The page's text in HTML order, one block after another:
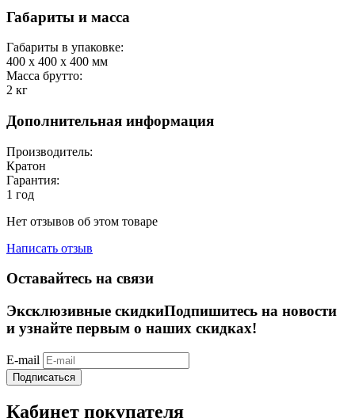
Габариты и масса
Габариты в упаковке:
400 x 400 x 400 мм
Масса брутто:
2 кг
Дополнительная информация
Производитель:
Кратон
Гарантия:
1 год
Нет отзывов об этом товаре
Написать отзыв
Оставайтесь на связи
Эксклюзивные скидкиПодпишитесь на новости
и узнайте первым о наших скидках!
E-mail
Подписаться
Кабинет покупателя